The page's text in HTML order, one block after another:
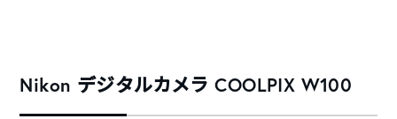
Nikon デジタルカメラ COOLPIX W100